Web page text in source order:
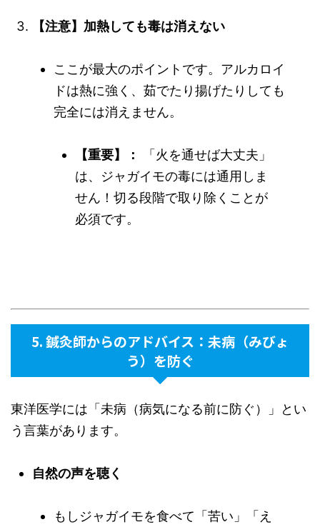
【注意】加熱しても毒は消えない
ここが最大のポイントです。アルカロイ
ドは熱に強く、茹でたり揚げたりしても
完全には消えません。
【重要】：
「火を通せば大丈夫」
は、ジャガイモの毒には通用しま
せん！切る段階で取り除くことが
必須です。
5. 鍼灸師からのアドバイス：未病（みびょ
う）を防ぐ
東洋医学には「未病（病気になる前に防ぐ）」とい
う言葉があります。
自然の声を聴く
もしジャガイモを食べて「苦い」「え